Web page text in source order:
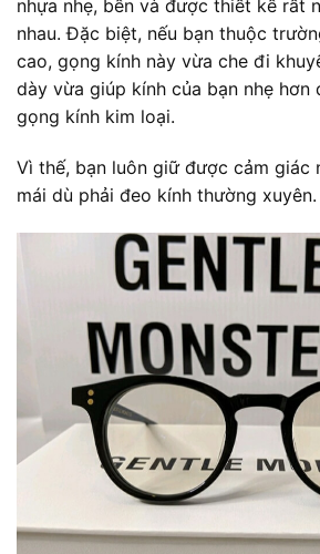
nhựa nhẹ, bền và được thiết kế rất
nhau. Đặc biệt, nếu bạn thuộc
cao, gọng kính này vừa che đi
dày vừa giúp kính của bạn nhẹ hơn
gọng kính kim loại.
Vì thế, bạn luôn giữ được cảm giác
mái dù phải đeo kính thường xuyên.